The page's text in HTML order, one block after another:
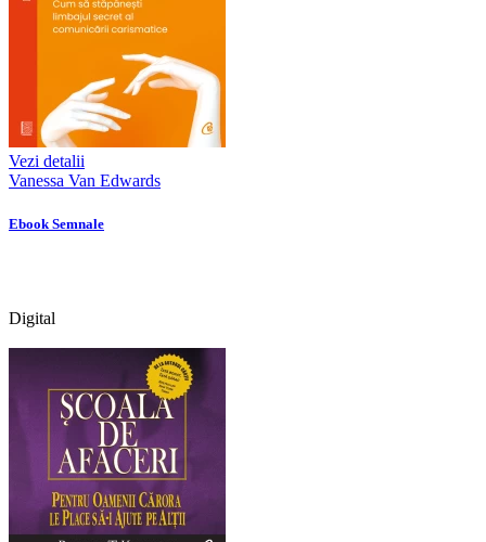
Vezi detalii
Vanessa Van Edwards
Ebook Semnale
Digital